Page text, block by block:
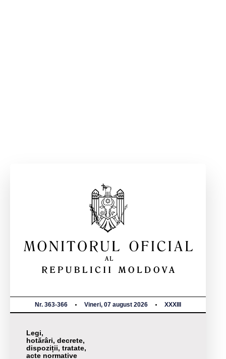
Nr. 363-366 Vineri, 07 august 2026 XXXIII
Legi,
hotărâri, decrete,
dispoziții, tratate,
acte normative